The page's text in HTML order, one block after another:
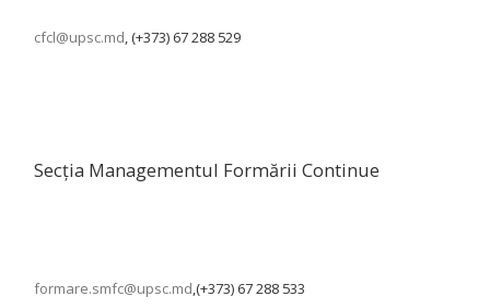
cfcl@upsc.md, (+373) 67 288 529
Secția Managementul Formării Continue
formare.smfc@upsc.md,(+373) 67 288 533